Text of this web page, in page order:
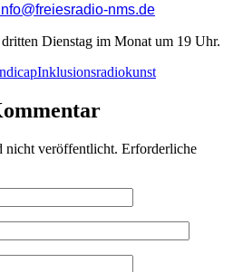
nms.de
Dienstag im Monat um 19 Uhr.
Inklusionsradiokunst
nicht veröffentlicht. Erforderliche